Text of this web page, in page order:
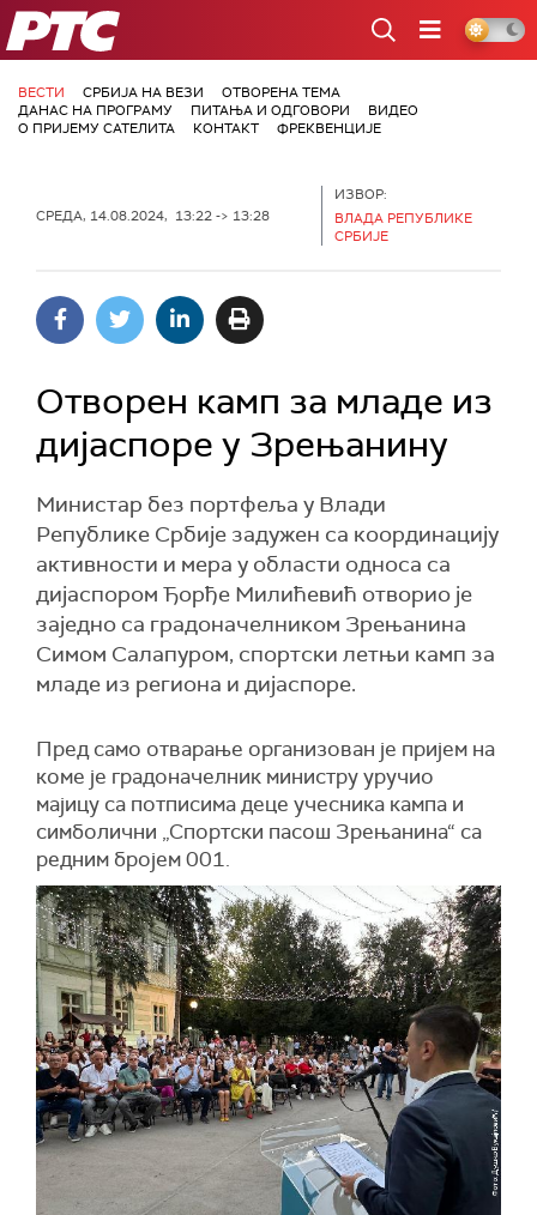
РТС
ВЕСТИ СРБИЈА НА ВЕЗИ
ОТВОРЕНА ТЕМА
ДАНАС НА ПРОГРАМУ
ПИТАЊА И ОДГОВОРИ
ВИДЕО
О ПРИЈЕМУ САТЕЛИТА
КОНТАКТ ФРЕКВЕНЦИЈЕ
СРЕДА, 14.08.2024, 13:22 -> 13:28
ИЗВОР:
ВЛАДА РЕПУБЛИКЕ
СРБИЈЕ
Отворен камп за младе из
дијаспоре у Зрењанину
Министар без портфеља у Влади
Републике Србије задужен са координацију
активности и мера у области односа са
дијаспором Ђорђе Милићевић отворио је
заједно са градоначелником Зрењанина
Симом Салапуром, спортски летњи камп за
младе из региона и дијаспоре.
Пред само отварање организован је пријем на
коме је градоначелник министру уручио
мајицу са потписима деце учесника кампа и
симболични „Спортски пасош Зрењанина“ са
редним бројем 001.